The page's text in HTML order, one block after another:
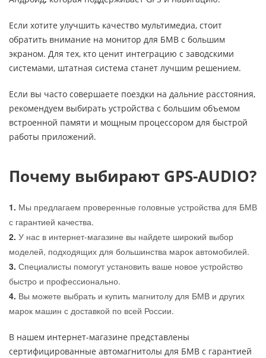
Если хотите улучшить качество мультимедиа, стоит
обратить внимание на монитор для БМВ с большим
экраном. Для тех, кто ценит интеграцию с заводскими
системами, штатная система станет лучшим решением.
Если вы часто совершаете поездки на дальние расстояния,
рекомендуем выбирать устройства с большим объемом
встроенной памяти и мощным процессором для быстрой
работы приложений.
Почему выбирают GPS-AUDIO?
1. Мы предлагаем проверенные головные устройства для БМВ
с гарантией качества.
2. У нас в интернет-магазине вы найдете широкий выбор
моделей, подходящих для большинства марок автомобилей.
3. Специалисты помогут установить ваше новое устройство
быстро и профессионально.
4. Вы можете выбрать и купить магнитолу для БМВ и других
марок машин с доставкой по всей России.
В нашем интернет-магазине представлены
сертифицированные автомагнитолы для БМВ с гарантией